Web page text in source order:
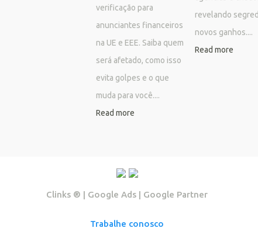
verificação para
anunciantes financeiros
na UE e EEE. Saiba quem
será afetado, como isso
evita golpes e o que
muda para você....
Read more
revelando
novos ganhos....
Read more
Clinks ®️ | Google Ads | Google Partner
Trabalhe conosco